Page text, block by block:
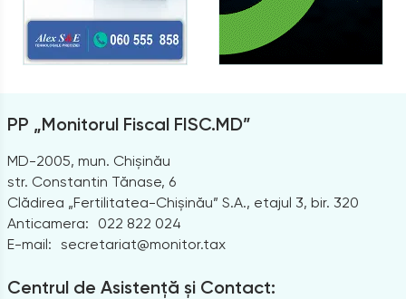
PP „Monitorul Fiscal FISC.MD”
MD-2005, mun. Chișinău
str. Constantin Tănase, 6
Clădirea „Fertilitatea-Chișinău” S.A., etajul 3, bir. 320
Anticamera:
022 822 024
E-mail: secretariat@monitor.tax
Centrul de Asistență și Contact: